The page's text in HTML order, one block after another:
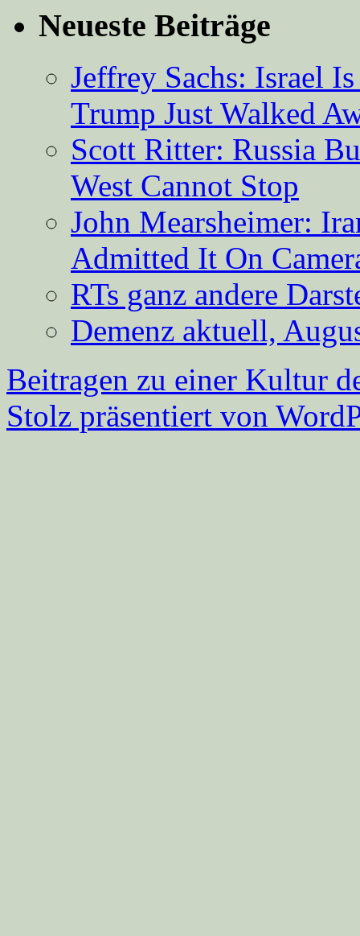
Neueste Beiträge
Jeffrey Sachs: Israel
Trump Just Walked
Scott Ritter: Russia
West Cannot Stop
John Mearsheimer:
Admitted It On
RTs ganz andere
Demenz aktuell,
Beitragen zu einer Kultur
Stolz präsentiert von